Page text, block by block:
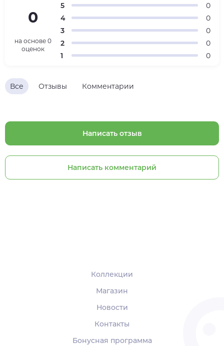
Все Отзывы Комментарии
Написать отзыв
Написать комментарий
0
на основе 0
оценок
5
0
4
0
3
0
2
0
1
0
Коллекции
Магазин
Новости
Контакты
Бонусная программа